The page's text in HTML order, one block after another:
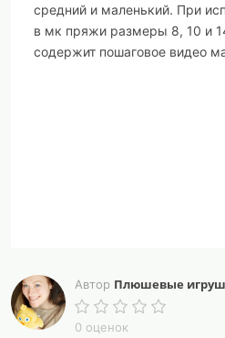
средний и маленький. При
в мк пряжи размеры 8, 10 и
содержит пошаговое видео
Автор Плюшевые
0 оценок